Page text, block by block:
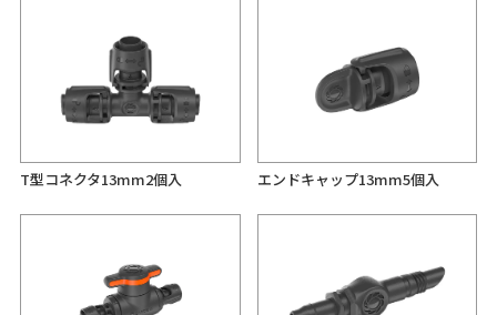
T型コネクタ13mm2個入 エンドキャップ13mm5個入